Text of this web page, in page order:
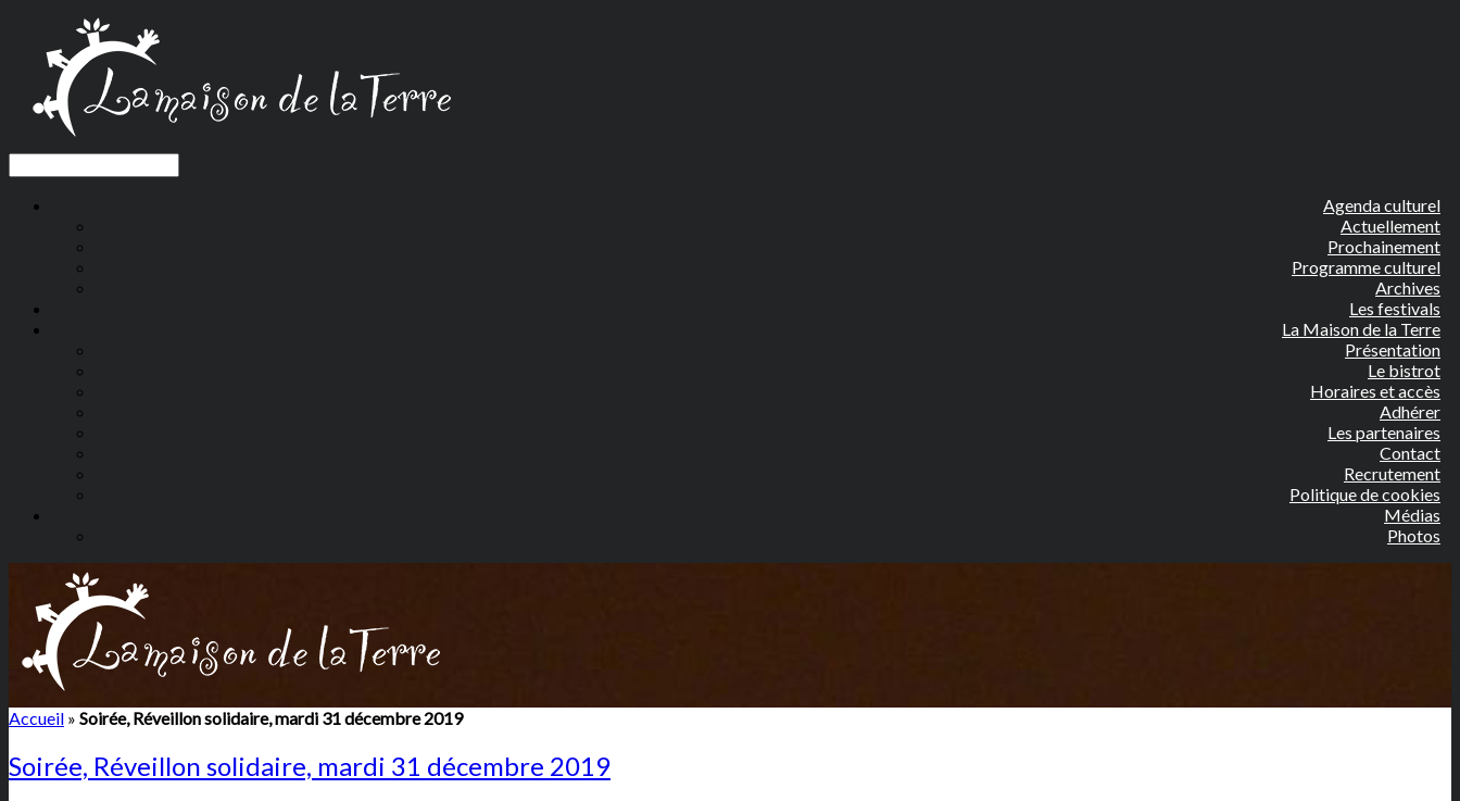
Agenda culturel
Actuellement
Prochainement
Programme culturel
Archives
Les festivals
La Maison de la Terre
Présentation
Le bistrot
Horaires et accès
Adhérer
Les partenaires
Contact
Recrutement
Politique de cookies
Médias
Photos
Accueil » Soirée, Réveillon solidaire, mardi 31 décembre 2019
Soirée, Réveillon solidaire, mardi 31 décembre 2019